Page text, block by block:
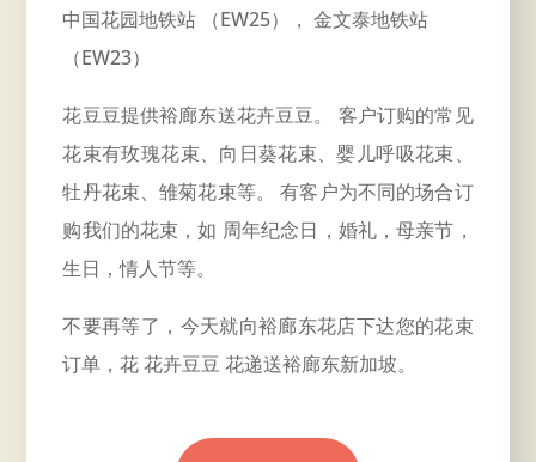
中国花园地铁站 （EW25）， 金文泰地铁站
（EW23）
花豆豆提供裕廊东送花卉豆豆。 客户订购的常见
花束有玫瑰花束、向日葵花束、婴儿呼吸花束、
牡丹花束、雏菊花束等。 有客户为不同的场合订
购我们的花束，如 周年纪念日，婚礼，母亲节，
生日，情人节等。
不要再等了，今天就向裕廊东花店下达您的花束
订单，花 花卉豆豆 花递送裕廊东新加坡。